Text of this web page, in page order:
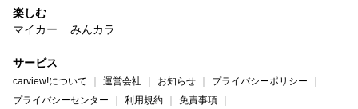
楽しむ
マイカー
みんカラ
サービス
carview!について 運営会社 お知らせ
プライバシーポリシー
プライバシーセンター
利用規約
免責事項